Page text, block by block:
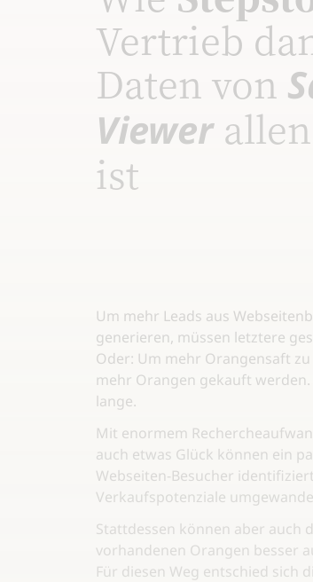
Vertrieb
Daten von
Viewer
ist
Um mehr Leads aus
generieren, müssen letztere
Oder: Um mehr Orangensaft
mehr Orangen gekauft werden.
lange.
Mit enormem
auch etwas Glück können ein
Webseiten-Besucher
Verkaufspotenziale
Stattdessen können aber auch
vorhandenen Orangen besser
Für diesen Weg entschied sich